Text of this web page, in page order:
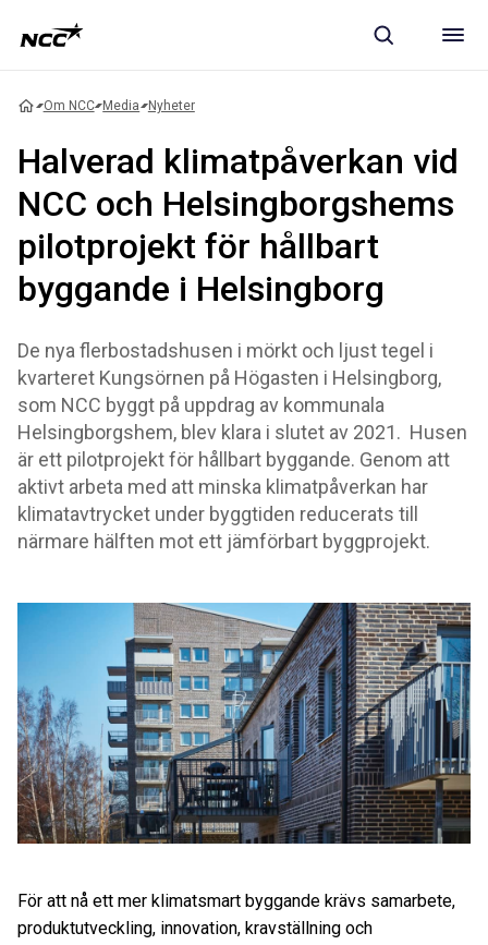
Om NCC Media Nyheter
Halverad klimatpåverkan vid
NCC och Helsingborgshems
pilotprojekt för hållbart
byggande i Helsingborg
De nya flerbostadshusen i mörkt och ljust tegel i
kvarteret Kungsörnen på Högasten i Helsingborg,
som NCC byggt på uppdrag av kommunala
Helsingborgshem, blev klara i slutet av 2021. Husen
är ett pilotprojekt för hållbart byggande. Genom att
aktivt arbeta med att minska klimatpåverkan har
klimatavtrycket under byggtiden reducerats till
närmare hälften mot ett jämförbart byggprojekt.
För att nå ett mer klimatsmart byggande krävs samarbete,
produktutveckling, innovation, kravställning och